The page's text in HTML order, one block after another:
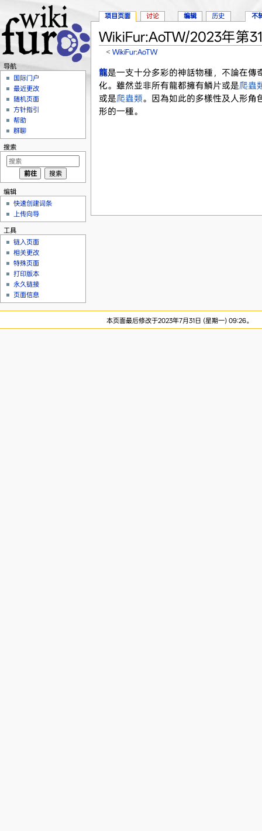
WikiFur:AoTW/2023年第
<WikiFur:AoTW
龍是一支十分多彩的神話物種，不論在傳
化。雖然並非所有龍都擁有鱗片或是爬蟲
或是爬蟲類。因為如此的多樣性及人形角
形的一種。
项目页面 讨论 编辑 历史 不
导航
国际门户
最近更改
随机页面
方针指引
帮助
群聊
搜索
编辑
快速创建词条
上传向导
工具
链入页面
相关更改
特殊页面
打印版本
永久链接
页面信息
本页面最后修改于2023年7月31日 (星期一) 09:26。